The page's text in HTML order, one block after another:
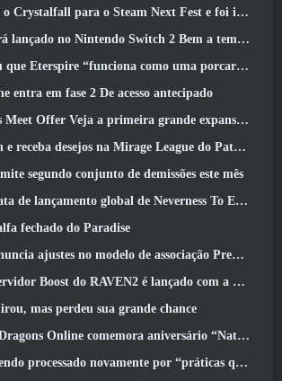
para o Steam Next Fest e foi isso que aprendi
Switch 2 Bem a tempo para a próxima grande atualização, O Shadowgrapher
“funciona como uma porcaria”, O diretor criativo diz que isso não acontece mais
entra em fase 2 De acesso antecipado
Veja a primeira grande expansão na transmissão ao vivo Hexi
desejos na Mirage League do Path Of Exile
segundo conjunto de demissões este mês
de lançamento global de Neverness To Everness
fechado do Paradise
modelo de associação Premier para levar em conta as mudanças recentes no MMORPG
Boost do RAVEN2 é lançado com a atualização de hoje
mas perdeu sua grande chance
comemora aniversário “Natural 20” com missões e recompensas especiais
novamente por “práticas que colocam em perigo e exploram crianças”